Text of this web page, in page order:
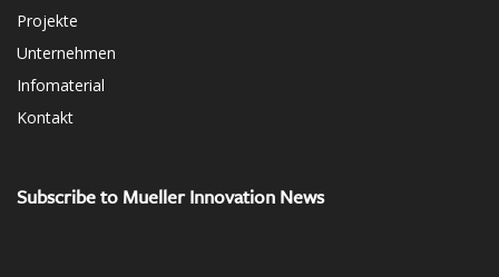
Projekte
Unternehmen
Infomaterial
Kontakt
Subscribe to Mueller Innovation News